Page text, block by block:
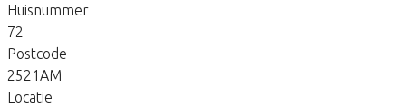
Huisnummer
72
Postcode
2521AM
Locatie